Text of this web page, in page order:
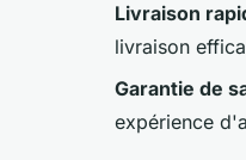
Livraison
livraison
Garantie de
expérience